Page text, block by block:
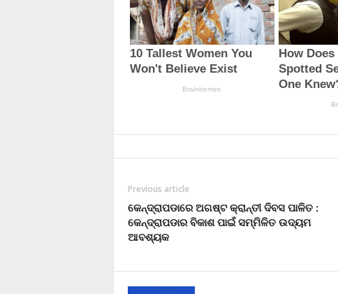
Previous article
କେନ୍ଦ୍ରାପଡାରେ ଅଗଷ୍ଟ କ୍ରାନ୍ତୀ ଦିବସ ପାଳିତ :
କେନ୍ଦ୍ରାପଡାର ବିକାଶ ପାଇଁ ସମ୍ମିଳିତ ଉଦ୍ୟମ
ଆବଶ୍ୟକ